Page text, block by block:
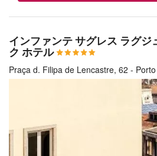
インファンテ サグレス ラグジ
ク ホテル
Praça d. Filipa de Lencastre, 62 - Porto